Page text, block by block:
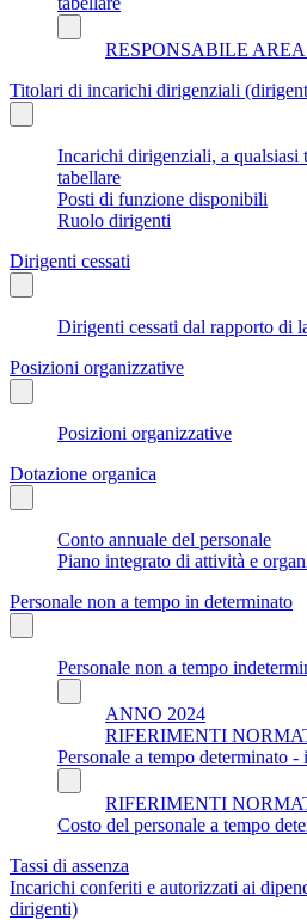
RESPONSABILE
Titolari di incarichi dirigenziali
Incarichi dirigenziali, a
tabellare
Posti di funzione disponibili
Ruolo dirigenti
Dirigenti cessati
Dirigenti cessati dal rapporto di
Posizioni organizzative
Posizioni organizzative
Dotazione organica
Conto annuale del personale
Piano integrato di attività e
Personale non a tempo in determinato
Personale non a tempo
ANNO 2024
RIFERIMENTI
Personale a tempo determinato
RIFERIMENTI
Costo del personale a tempo
Tassi di assenza
Incarichi conferiti e autorizzati ai
dirigenti)